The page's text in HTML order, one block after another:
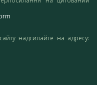
надсилайте на адресу: